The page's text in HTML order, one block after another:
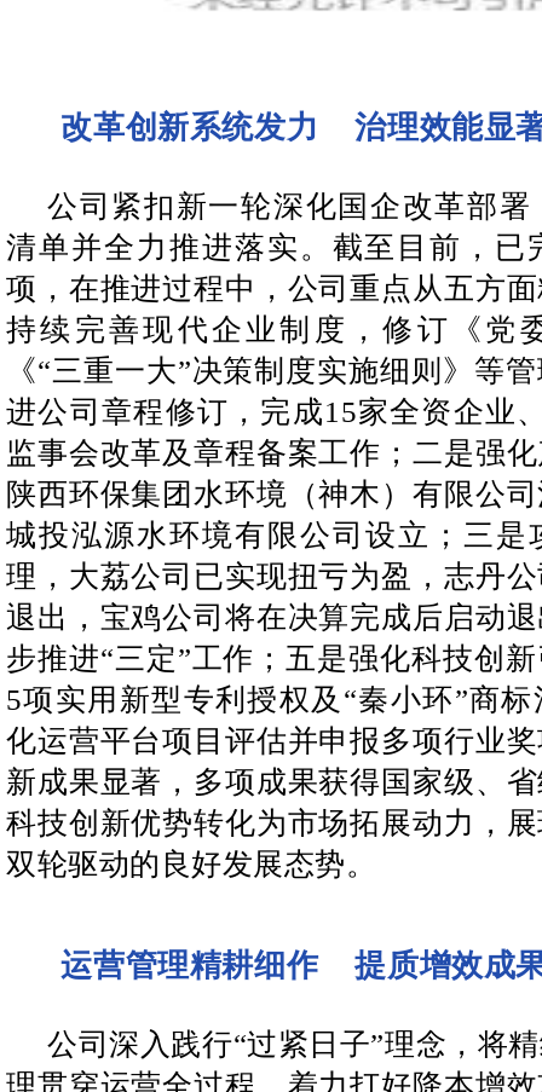
改革创新系统发力治理效能显
公司紧扣新一轮深化国企改革部署
清单并全力推进落实。截至目前，已
项，在推进过程中，公司重点从五方
持续完善现代企业制度，修订《党
《“三重一大”决策制度实施细则》等
进公司章程修订，完成15家全资企业
监事会改革及章程备案工作；二是强
陕西环保集团水环境（神木）有限公
城投泓源水环境有限公司设立；三是
理，大荔公司已实现扭亏为盈，志丹
退出，宝鸡公司将在决算完成后启动
步推进“三定”工作；五是强化科技创
5项实用新型专利授权及“秦小环”商
化运营平台项目评估并申报多项行业
新成果显著，多项成果获得国家级、
科技创新优势转化为市场拓展动力，
双轮驱动的良好发展态势。
运营管理精耕细作提质增效成
公司深入践行“过紧日子”理念，将
理贯穿运营全过程，着力打好降本增